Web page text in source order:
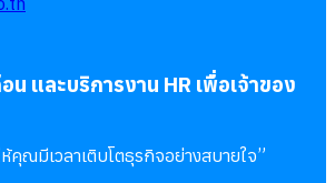
น และบริการงาน HR เพื่อเจ้าของ
คุณมีเวลาเติบโตธุรกิจอย่างสบายใจ”